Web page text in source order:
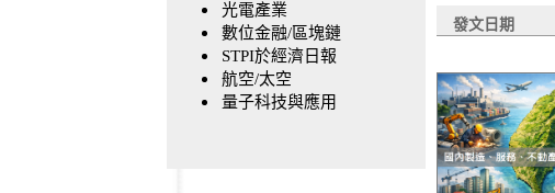
光電產業
數位金融/區塊鏈
STPI於經濟日報
航空/太空
量子科技與應用
發文日期